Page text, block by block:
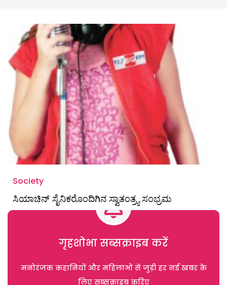
Society
ಸಿಯಾಚಿನ್ ಸೈನಿಕರೊಂದಿಗಿನ ಸ್ವಾತಂತ್ರ್ಯ ಸಂಭ್ರಮ
गृहशोभा सब्सक्राइब करें
मनोरंजक कहानियों और महिलाओं से जुड़ी हर नई खबर के
लिए सब्सक्राइब करिए